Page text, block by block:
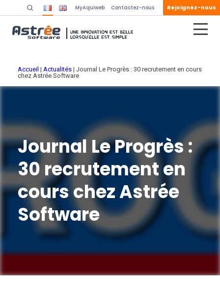
MyAquiweb Contactez-nous Rejoignez-nous
Accueil | Actualités| Journal Le Progrès : 30 recrutement en cours
chez Astrée Software
Journal Le Progrès :
30 recrutement en
cours chez Astrée
Software